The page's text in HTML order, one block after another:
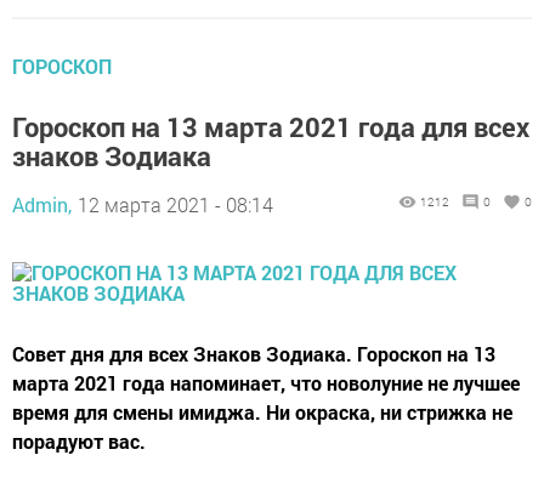
ГОРОСКОП
Гороскоп на 13 марта 2021 года для всех
знаков Зодиака
Admin, 12 марта 2021 - 08:14 1212 0 0
Совет дня для всех Знаков Зодиака. Гороскоп на 13
марта 2021 года напоминает, что новолуние не лучшее
время для смены имиджа. Ни окраска, ни стрижка не
порадуют вас.